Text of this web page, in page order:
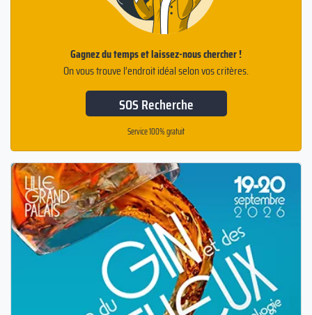
Gagnez du temps et laissez-nous chercher !
On vous trouve l’endroit idéal selon vos critères.
SOS Recherche
Service 100% gratuit